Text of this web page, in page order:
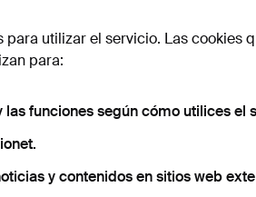
utilizar el servicio. Las cookies
para:
las funciones según cómo utilices el
y contenidos en sitios web